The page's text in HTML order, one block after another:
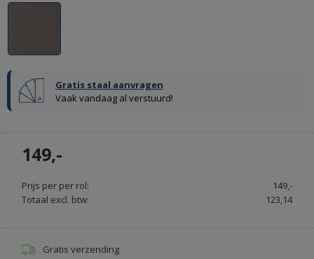
Gratis staal aanvragen
Vaak vandaag al verstuurd!
MAAT
EN
-
RAILSOPMAAT.NL
Previous
Stop
149,-
Prijs per per rol:
149,-
Totaal excl. btw:
123,14
Gratis verzending